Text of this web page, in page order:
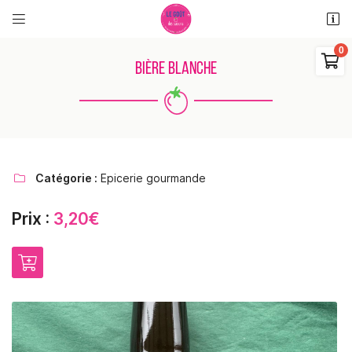
 

 Rafraîchir le captcha
BIÈRE BLANCHE
 Catégorie : Epicerie gourmande
Prix : 3,20€